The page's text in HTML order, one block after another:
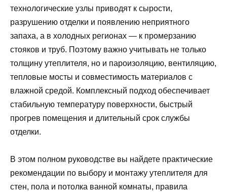
технологические узлы приводят к сырости,
разрушению отделки и появлению неприятного
запаха, а в холодных регионах — к промерзанию
стояков и труб. Поэтому важно учитывать не только
толщину утеплителя, но и пароизоляцию, вентиляцию,
тепловые мосты и совместимость материалов с
влажной средой. Комплексный подход обеспечивает
стабильную температуру поверхности, быстрый
прогрев помещения и длительный срок службы
отделки.
В этом полном руководстве вы найдете практические
рекомендации по выбору и монтажу утеплителя для
стен, пола и потолка ванной комнаты, правила